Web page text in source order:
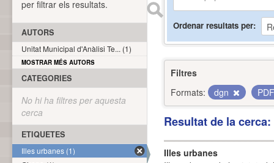
Ordenar resultats per
Filtres
Formats:
dgn
Resultat de la
Illes urbanes
per filtrar els resultats.
AUTORS
Unitat Municipal d'Anàlisi Te... (1)
MOSTRAR MÉS AUTORS
CATEGORIES
No hi ha filtres per aquesta
cerca
ETIQUETES
Illes urbanes (1)